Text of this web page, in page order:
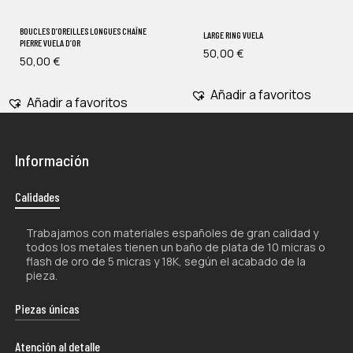
BOUCLES D’OREILLES LONGUES CHAÎNE
PIERRE VUELA D’OR
50,00 €
Añadir a favoritos
LARGE RING VUELA
50,00 €
Añadir a favoritos
Información
Calidades
Trabajamos con materiales españoles de gran calidad y
todos los metales tienen un baño de plata de 10 micras o
flash de oro de 5 micras y 18K, según el acabado de la
pieza.
Piezas únicas
La naturaleza artesanal de nuestros productos los hace
Atención al detalle